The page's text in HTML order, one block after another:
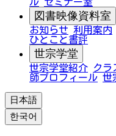
図書映像資料室
お知らせ 利用案内
ひとこと書評
世宗学堂
世宗学堂紹介 クラ
師プロフィール 世
日本語
한국어